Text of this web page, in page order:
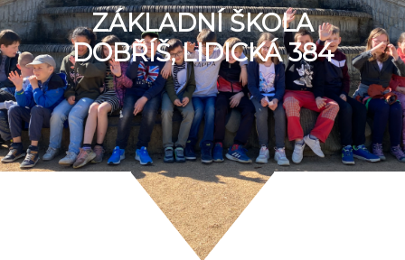
ZÁKLADNÍ ŠKOLA
DOBŘÍŠ, LIDICKÁ 384